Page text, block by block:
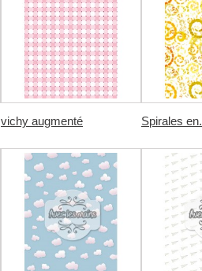
vichy augmenté Spirales